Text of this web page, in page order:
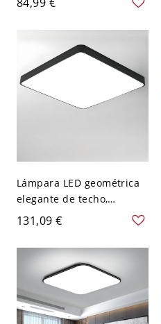
120 V 40,64 cm Blanco
Lámpara LED geométrica
elegante de techo,
luminaria negra mate de
perfil bajo con difusor
protector ocular - 110 A
120 V Cuadro Grande
131,09 €